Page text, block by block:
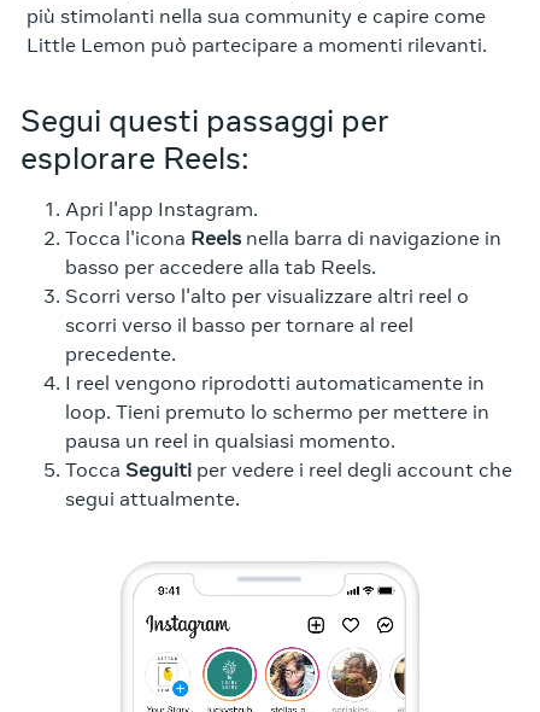
più stimolanti nella sua community e capire come
Little Lemon può partecipare a momenti rilevanti.
Segui questi passaggi per
esplorare Reels:
Apri l'app Instagram.
Tocca l'icona Reels nella barra di navigazione in
basso per accedere alla tab Reels.
Scorri verso l'alto per visualizzare altri reel o
scorri verso il basso per tornare al reel
precedente.
I reel vengono riprodotti automaticamente in
loop. Tieni premuto lo schermo per mettere in
pausa un reel in qualsiasi momento.
Tocca Seguiti per vedere i reel degli account che
segui attualmente.